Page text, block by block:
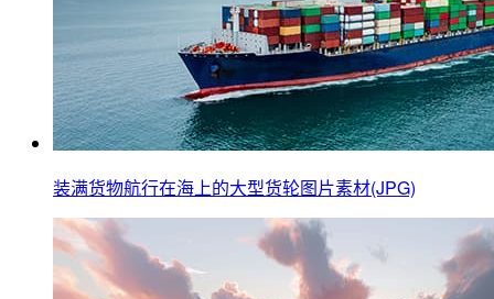
装满货物航行在海上的大型货轮图片素材(JPG)